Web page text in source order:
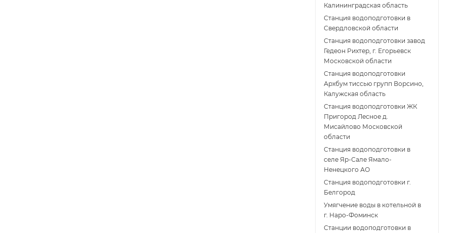
Калининградская область
Станция водоподготовки в
Свердловской области
Станция водоподготовки завод
Гедеон Рихтер, г. Егорьевск
Московской области
Станция водоподготовки
Архбум тиссью групп Ворсино,
Калужская область
Станция водоподготовки ЖК
Пригород Лесное д.
Мисайлово Московской
области
Станция водоподготовки в
селе Яр-Сале Ямало-
Ненецкого АО
Станция водоподготовки г.
Белгород
Умягчение воды в котельной в
г. Наро-Фоминск
Станции водоподготовки в